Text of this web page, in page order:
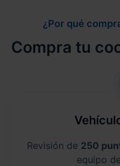
¿Por qué
Compra tu
Revisión de 250
equipo